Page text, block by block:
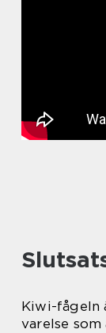
Kiwi-fågeln
varelse